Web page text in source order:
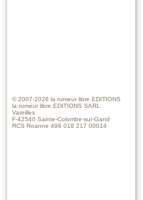
© 2007-2026 la rumeur libre EDITIONS
la rumeur libre EDITIONS SARL
Vareilles
F-42540 Sainte-Colombe-sur-Gand
RCS Roanne 498 018 217 00014